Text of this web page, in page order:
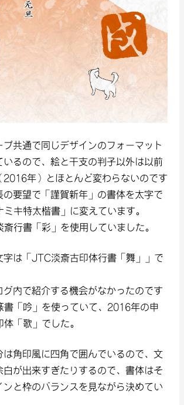
プ共通で同じデザインのフォーマット
いるので、絵と干支の判子以外は以前
2016年）とほとんど変わらないのです
の要望で「謹賀新年」の書体を太字で
キ特太楷書」に変えています。
行書「彩」を使用していました。
字は「JTC淡斎古印体行書「舞」」で
グ内で紹介する機会がなかったのです
書「吟」を使っていて、2016年の申
「歌」でした。
は角印風に四角で囲んでいるので、文
白が出来すぎたりするので、書体はそ
ンと枠のバランスを見ながら決めてい